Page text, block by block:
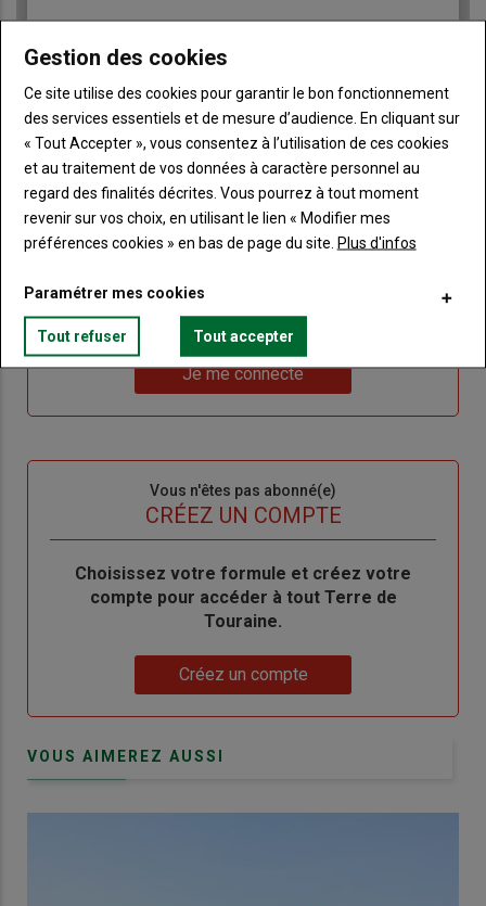
Sous-
titre
Vous êtes abonné(e)
TITRE IDENTIFIEZ-VOUS
Body
Connectez-vous à votre compte pour profiter
de votre abonnement
Lien
"Créer
un
nouveau
Créer un nouveau compte
Lien
"Réinitialiser
votre
de
Réinitialiser votre mot de passe
Lien
me
Je me connecte
Vous n'êtes pas abonné(e)
CRÉEZ UN COMPTE
BodyChoisissez votre formule et créez votre
compte pour accéder à tout Terre de
Touraine.
Créez un compte
VOUS AIMEREZ AUSSI
Gestion des cookies
Ce site utilise des cookies pour garantir le bon fonctionnement
des services essentiels et de mesure d’audience. En cliquant sur
« Tout Accepter », vous consentez à l’utilisation de ces cookies
et au traitement de vos données à caractère personnel au
regard des finalités décrites. Vous pourrez à tout moment
revenir sur vos choix, en utilisant le lien « Modifier mes
préférences cookies » en bas de page du site. Plus d'infos
Paramétrer mes cookies
Tout refuser Tout accepter